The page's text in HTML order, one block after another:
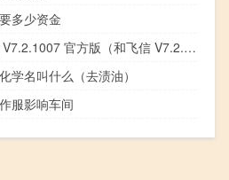
多少资金
和飞信 V7.2.1007 官方版（和飞信 V7.2.1007 官方版功能简介）
学名叫什么（去渍油）
服影响车间